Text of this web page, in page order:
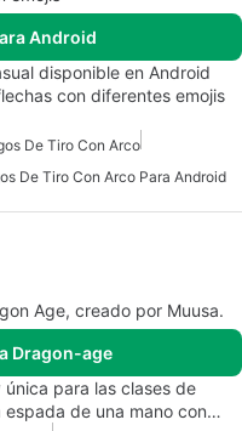
Android
disponible en Android
con diferentes emojis
De Tiro Con Arco
De Tiro Con Arco Para Android
Age, creado por Muusa.
Dragon-age
para las clases de
espada de una mano con…